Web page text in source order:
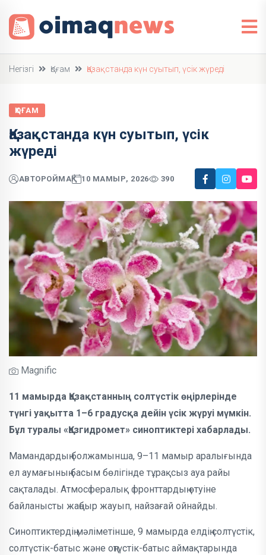
Негізгі Қоғам Қазақстанда күн суытып, үсік жүреді
ҚОҒАМ
Қазақстанда күн суытып, үсік
жүреді
АВТОРОЙМАҚ 10 МАМЫР, 2026 390
Magnific
11 мамырда Қазақстанның солтүстік өңірлерінде
түнгі уақытта 1–6 градусқа дейін үсік жүруі мүмкін.
Бұл туралы «Қазгидромет» синоптиктері хабарлады.
Мамандардың болжамынша, 9–11 мамыр аралығында
ел аумағының басым бөлігінде тұрақсыз ауа райы
сақталады. Атмосфералық фронттардың өтуіне
байланысты жаңбыр жауып, найзағай ойнайды.
Синоптиктердің мәліметінше, 9 мамырда елдің солтүстік,
солтүстік-батыс және оңтүстік-батыс аймақтарында